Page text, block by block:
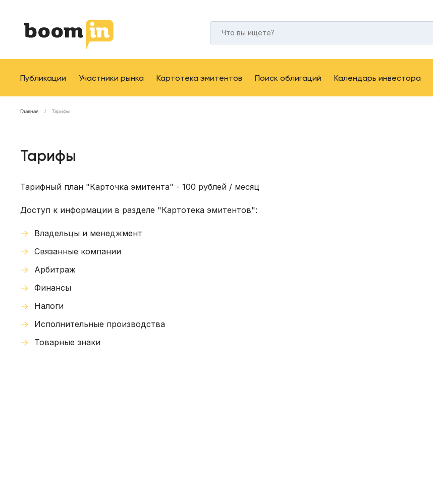
Публикации Участники рынка Картотека эмитентов Поиск облигаций Календарь инвестора
Главная Тарифы
Тарифы
Тарифный план "Карточка эмитента" - 100 рублей / месяц
Доступ к информации в разделе "Картотека эмитентов":
Владельцы и менеджмент
Связанные компании
Арбитраж
Финансы
Налоги
Исполнительные производства
Товарные знаки